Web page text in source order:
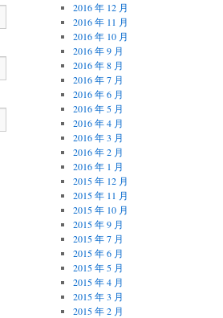
2016 年 12 月
2016 年 11 月
2016 年 10 月
2016 年 9 月
2016 年 8 月
2016 年 7 月
2016 年 6 月
2016 年 5 月
2016 年 4 月
2016 年 3 月
2016 年 2 月
2016 年 1 月
2015 年 12 月
2015 年 11 月
2015 年 10 月
2015 年 9 月
2015 年 7 月
2015 年 6 月
2015 年 5 月
2015 年 4 月
2015 年 3 月
2015 年 2 月